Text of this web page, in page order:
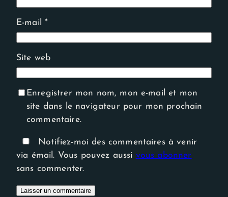
E-mail*
Site web
Enregistrer mon nom, mon e-mail et mon
site dans le navigateur pour mon prochain
commentaire.
Notifiez-moi des commentaires à venir
via émail. Vous pouvez aussi vous abonner
sans commenter.